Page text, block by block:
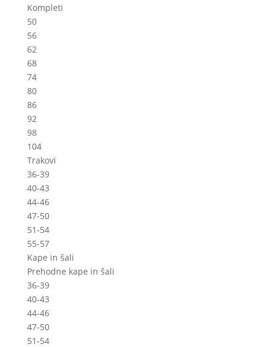
Kompleti
50
56
62
68
74
80
86
92
98
104
Trakovi
36-39
40-43
44-46
47-50
51-54
55-57
Kape in šali
Prehodne kape in šali
36-39
40-43
44-46
47-50
51-54